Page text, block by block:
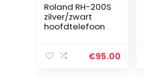
Roland RH-200S
zilver/zwart
hoofdtelefoon
€95.00